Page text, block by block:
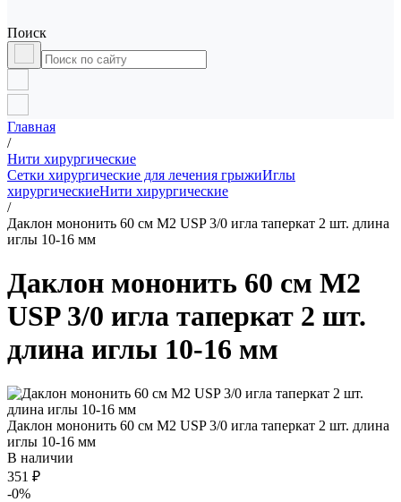
Поиск
Главная
/
Нити хирургические
Сетки хирургические для лечения грыжиИглы
хирургическиеНити хирургические
/
Даклон мононить 60 см М2 USP 3/0 игла таперкат 2 шт. длина
иглы 10-16 мм
Даклон мононить 60 см М2
USP 3/0 игла таперкат 2 шт.
длина иглы 10-16 мм
Даклон мононить 60 см М2 USP 3/0 игла таперкат 2 шт. длина
иглы 10-16 мм
В наличии
351 ₽
-0%